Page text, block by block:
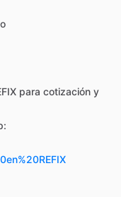
para cotización y